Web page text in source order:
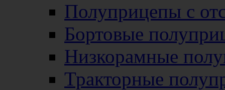
Полуприцепы с
Бортовые
Низкорамные
Тракторные